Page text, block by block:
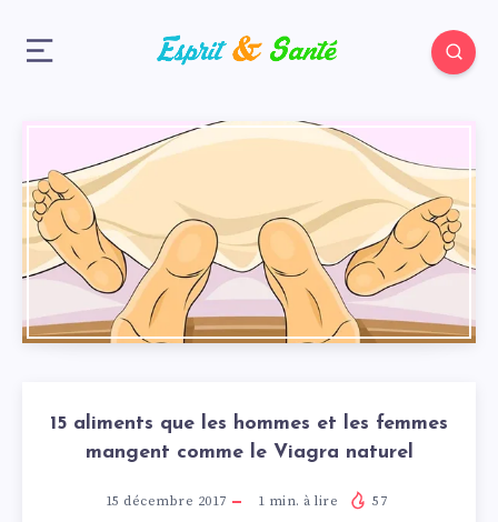
15 aliments que les hommes et les femmes
mangent comme le Viagra naturel
15 décembre 2017 1 min. à lire 57